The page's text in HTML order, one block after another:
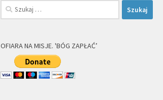
Szukaj:
OFIARA NA MISJE. 'BÓG ZAPŁAĆ’